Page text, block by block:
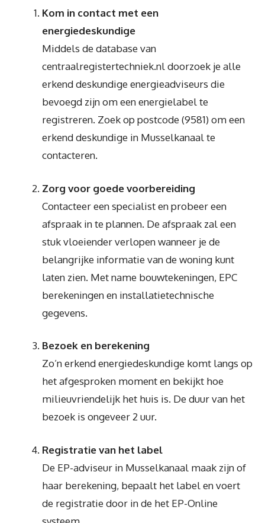
Kom in contact met een
energiedeskundige
Middels de database van
centraalregistertechniek.nl doorzoek je alle
erkend deskundige energieadviseurs die
bevoegd zijn om een energielabel te
registreren. Zoek op postcode (9581) om een
erkend deskundige in Musselkanaal te
contacteren.
Zorg voor goede voorbereiding
Contacteer een specialist en probeer een
afspraak in te plannen. De afspraak zal een
stuk vloeiender verlopen wanneer je de
belangrijke informatie van de woning kunt
laten zien. Met name bouwtekeningen, EPC
berekeningen en installatietechnische
gegevens.
Bezoek en berekening
Zo’n erkend energiedeskundige komt langs op
het afgesproken moment en bekijkt hoe
milieuvriendelijk het huis is. De duur van het
bezoek is ongeveer 2 uur.
Registratie van het label
De EP-adviseur in Musselkanaal maak zijn of
haar berekening, bepaalt het label en voert
de registratie door in de het EP-Online